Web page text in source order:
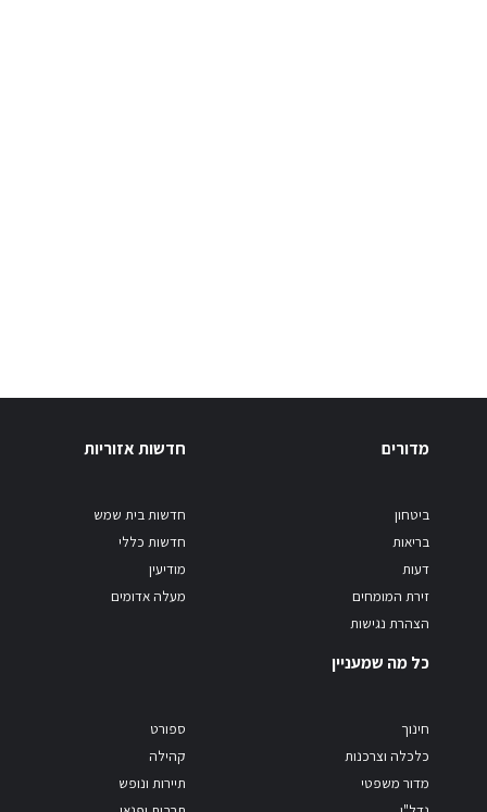
מדורים
ביטחון
בריאות
דעות
זירת המומחים
הצהרת נגישות
חדשות אזוריות
חדשות בית שמש
חדשות כללי
מודיעין
מעלה אדומים
כל מה שמעניין
חינוך
כלכלה וצרכנות
מדור משפטי
ספורט
קהילה
תיירות ונופש